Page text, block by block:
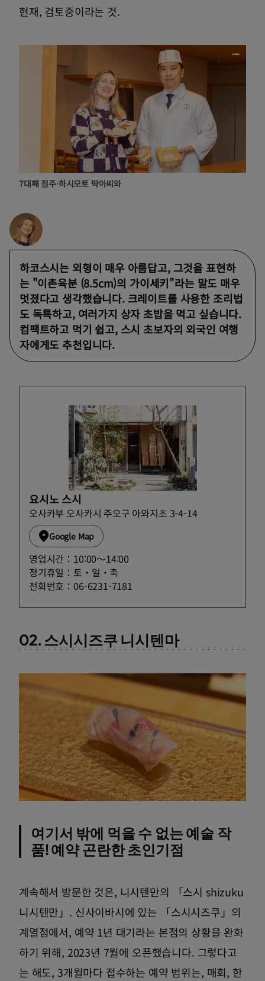
현재, 검토중이라는 것.
7대째 점주·하시모토 탁아씨와
하코스시는 외형이 매우 아름답고, 그것을 표현하
는 "이촌육분 (8.5cm)의 가이세키"라는 말도 매우
멋졌다고 생각했습니다. 크레이트를 사용한 조리법
도 독특하고, 여러가지 상자 초밥을 먹고 싶습니다.
컴팩트하고 먹기 쉽고, 스시 초보자의 외국인 여행
자에게도 추천입니다.
요시노 스시
오사카부 오사카시 주오구 아와지초 3-4-14
Google Map
영업시간：10:00〜14:00
정기휴일：토・일・축
전화번호：06-6231-7181
02. 스시시즈쿠 니시텐마
여기서 밖에 먹을 수 없는 예술 작
품! 예약 곤란한 초인기점
계속해서 방문한 것은, 니시텐만의 「스시 shizuku
니시텐만」. 신사이바시에 있는 「스시시즈쿠」의
계열점에서, 예약 1년 대기라는 본점의 상황을 완화
하기 위해, 2023년 7월에 오픈했습니다. 그렇다고
는 해도, 3개월마다 접수하는 예약 범위는, 매회, 한